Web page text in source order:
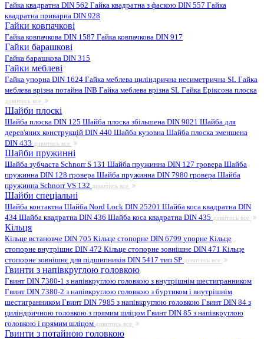
Гайка квадратна DIN 562 Гайка квадратна з фаскою DIN 557 Гайка
квадратна приварна DIN 928
Гайки ковпачкові
Гайка ковпачкова DIN 1587 Гайка ковпачкова DIN 917
Гайки барашкові
Гайка барашкова DIN 315
Гайки меблеві
Гайка упорна DIN 1624 Гайка меблева циліндрична несиметрична SL Гайка
меблева врізна потайна INB Гайка меблева врізна SL Гайка Еріксона плоска
дивитись все
Шайби плоскі
Шайба плоска DIN 125 Шайба плоска збільшена DIN 9021 Шайба для
дерев'яних конструкцій DIN 440 Шайба кузовна Шайба плоска зменшена
DIN 433 дивитись все
Шайби пружинні
Шайба зубчаста Schnorr S 131 Шайба пружинна DIN 127 гровера Шайба
пружинна DIN 128 гровера Шайба пружинна DIN 7980 гровера Шайба
пружинна Schnorr VS 132 дивитись все
Шайби спеціальні
Шайба контактна Шайба Nord Lock DIN 25201 Шайба коса квадратна DIN
434 Шайба квадратна DIN 436 Шайба коса квадратна DIN 435 дивитись все
Кільця
Кільце встановче DIN 705 Кільце стопорне DIN 6799 упорне Кільце
стопорне внутрішнє DIN 472 Кільце стопорне зовнішнє DIN 471 Кільце
стопорне зовнішнє для підшипників DIN 5417 тип SP дивитись все
Гвинти з напівкруглою головкою
Гвинт DIN 7380-1 з напівкруглою головкою з внутрішнім шестигранником
Гвинт DIN 7380-2 з напівкруглою головкою з буртиком і внутрішнім
шестигранником Гвинт DIN 7985 з напівкруглою головкою Гвинт DIN 84 з
циліндричною головкою з прямим шліцом Гвинт DIN 85 з напівкруглою
головкою і прямим шліцом дивитись все
Гвинти з потайною головкою